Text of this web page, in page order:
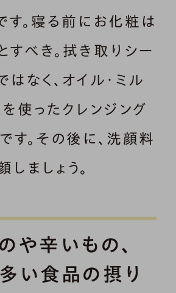
す。寝る前にお化粧は
すべき。拭き取りシー
はなく、オイル・ミル
を使ったクレンジング
す。その後に、洗顔料
ましょう。
や辛いもの、
い食品の摂り